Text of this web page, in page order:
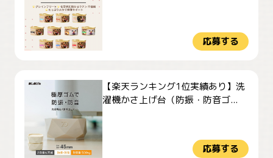
応募する
【楽天ランキング1位実績あり】洗
濯機かさ上げ台（防振・防音ゴ...
応募する